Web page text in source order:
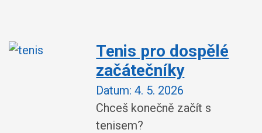
Tenis pro dospělé
začátečníky
Datum: 4. 5. 2026
Chceš konečně začít s
tenisem?